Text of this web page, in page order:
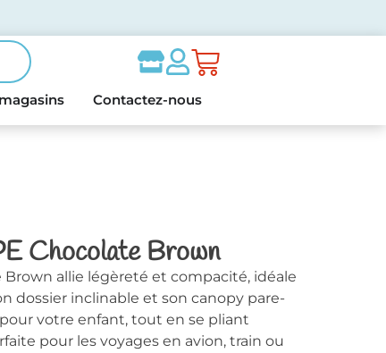
Contactez-nous
Chocolate Brown
Brown allie légèreté et compacité, idéale
dossier inclinable et son canopy pare-
votre enfant, tout en se pliant
pour les voyages en avion, train ou